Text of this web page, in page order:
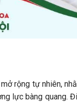
rộng tự nhiên,
lực bàng quang.